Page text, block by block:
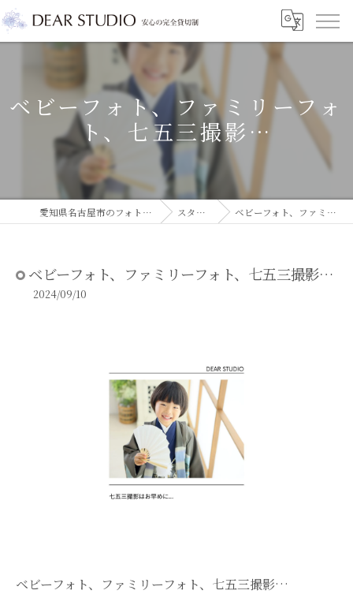
ベビーフォト、ファミリーフォ
ト、七五三撮影…
愛知県名古屋市のフォトスタジオならDEAR STUDIO スタジオコラム ベビーフォト、ファミリーフォト、七五三撮影…
ベビーフォト、ファミリーフォト、七五三撮影…
2024/09/10
ベビーフォト、ファミリーフォト、七五三撮影…